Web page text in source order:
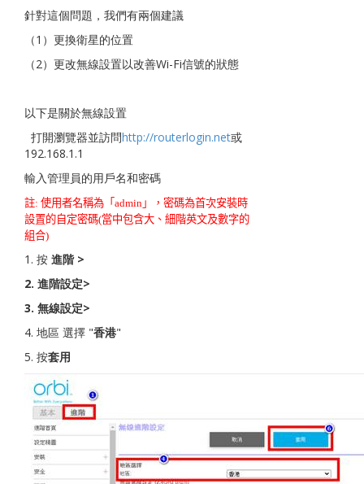
針對這個問題，我們有兩個建議
（1）更換衛星的位置
（2）更改無線設置以改善Wi-Fi信號的狀態
以下是關於無線設置
打開瀏覽器並訪問http://routerlogin.net或
192.168.1.1
輸入管理員的用戶名和密碼
註: 使用者名稱為「 admin 」，密碼為首次安裝時
設置的自定密碼(當中包含大、細階英文及數字的
組合)
1. 按 進階>
2. 進階設定>
3. 無線設定>
4. 地區 選擇 "香港"
5. 按套用